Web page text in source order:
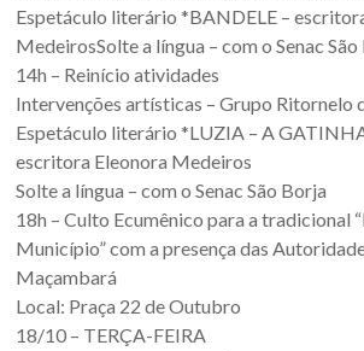
Grande
do
Sul.
Espetáculo literário *BANDELE –
MedeirosSolte a língua – com o Senac
14h – Reinício atividades
Intervenções artísticas – Grupo Ritornelo
Espetáculo literário *LUZIA – A
escritora Eleonora Medeiros
Solte a língua – com o Senac São Borja
18h – Culto Ecumênico para a tradicional
Município” com a presença das
Maçambará
Local: Praça 22 de Outubro
18/10 – TERÇA-FEIRA